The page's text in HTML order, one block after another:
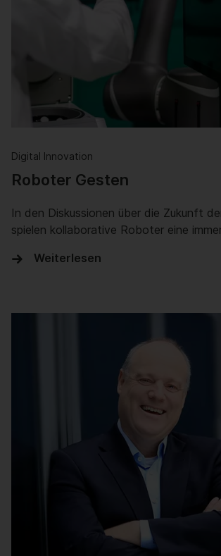
Digital Innovation
Roboter Gesten
In den Diskussionen über die Zukunft
spielen kollaborative Roboter eine
Weiterlesen